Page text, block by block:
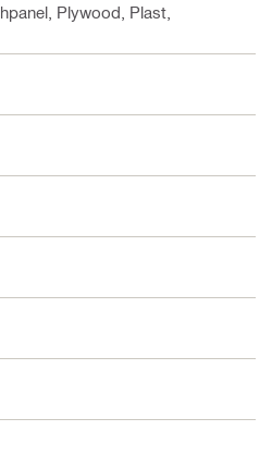
Plywood, Plast,